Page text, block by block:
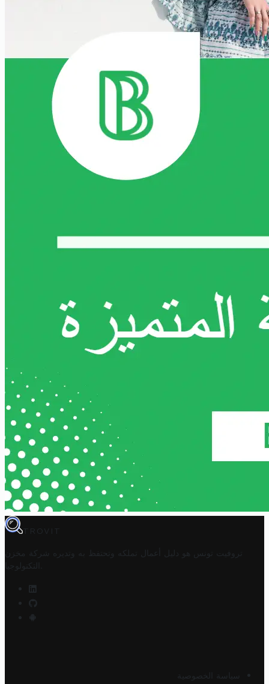
TROVIT
تروفيت تونس هو دليل أعمال تملكه وتحتفظ به وتديره
شركة مخزن
التكنولوجيا
سياسة الخصوصية